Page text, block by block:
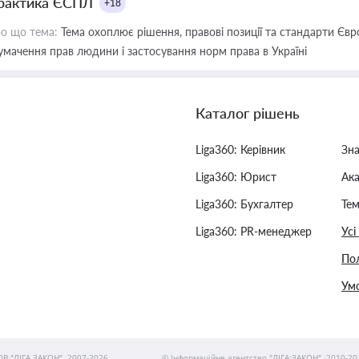
+18
що тема: Тема охоплює рішення, правові позиції та стандарти
прав людини і застосування норм права в Україні
Каталог рішень
Liga360: Керівник
Liga360: Юрист
Liga360: Бухгалтер
Liga360: PR-менеджер